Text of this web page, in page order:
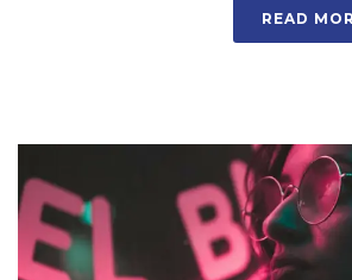
READ